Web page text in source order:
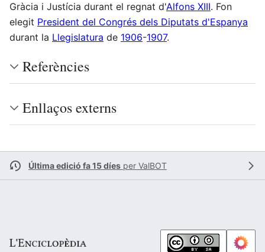
Gràcia i Justícia durant el regnat d'Alfons XIII. Fon
elegit President del Congrés dels Diputats d'Espanya
durant la Llegislatura de 1906-1907.
Referències
Enllaços externs
Última edició fa 15 díes per ValBOT